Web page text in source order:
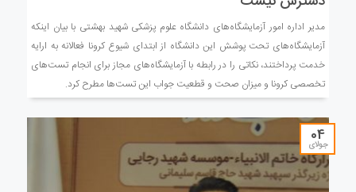
مدیر اداره امور آزمایشگاه‌های دانشگاه علوم پزشکی شهید بهشتی با بیان اینکه
آزمایشگاه‌های تحت پوشش این دانشگاه از ابتدای شیوع کرونا فعالانه به ارایه
خدمت پرداختند، نکاتی را در رابطه با آزمایشگاه‌های مجاز برای انجام تست‌های
تخصصی کرونا و میزان صحت و قطعیت جواب این تست‌ها مطرح کرد.
04
جولای